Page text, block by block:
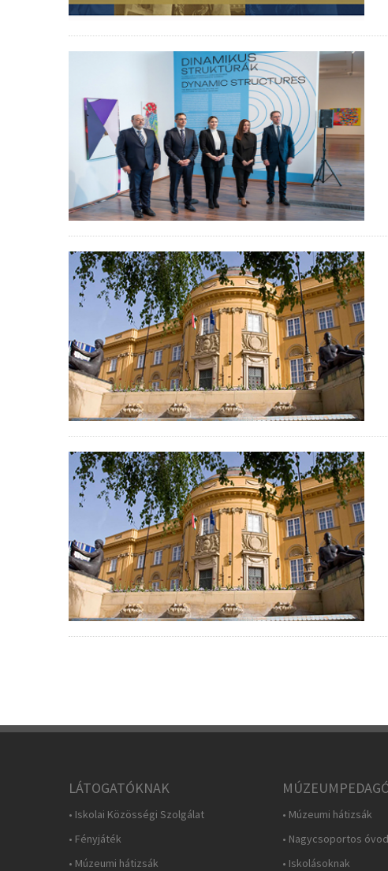
LÁTOGATÓKNAK
• Iskolai Közösségi Szolgálat
• Fényjáték
• Múzeumi hátizsák
• Múzeumi hátizsák
• Nagycsoportos
• Iskolásoknak